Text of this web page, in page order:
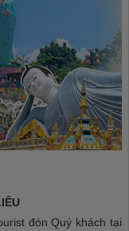
đón Quý khách tại